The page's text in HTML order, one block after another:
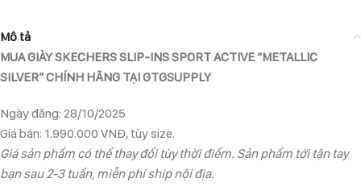
Mô tả
MUA GIÀY SKECHERS SLIP-INS SPORT ACTIVE “METALLIC
SILVER” CHÍNH HÃNG TẠI GTGSUPPLY
Ngày đăng: 28/10/2025
Giá bán: 1.990.000 VNĐ, tùy size.
Giá sản phẩm có thể thay đổi tùy thời điểm. Sản phẩm tới tận tay
bạn sau 2-3 tuần, miễn phí ship nội địa.